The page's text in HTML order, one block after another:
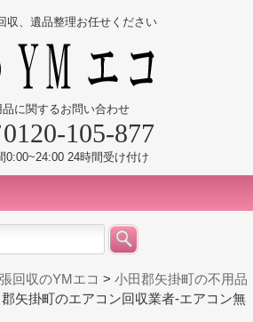
収、遺品整理お任せください
品に関するお問い合わせ
0120-105-877
0:00~24:00 24時間受け付け
回収のYMエコ > 小田郡矢掛町の不用品
矢掛町のエアコン回収業者-エアコン無